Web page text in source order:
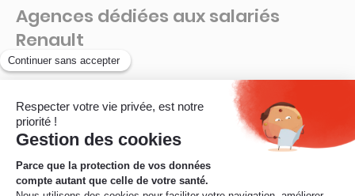
Agences dédiées aux salariés
Renault
La Ruche – Connecteur 6 A
Ouvert de 8h à 16h15
sans interruption